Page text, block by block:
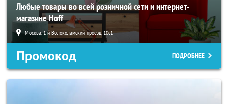
Любые товары во всей розничной сети и интернет-
магазине Hoff
Москва, 1-й Волоколамский проезд, 10с1
Промокод ПОДРОБНЕЕ